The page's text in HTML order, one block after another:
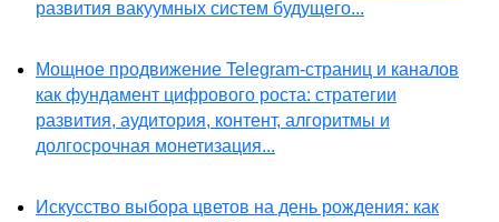
развития вакуумных систем будущего...
Мощное продвижение Telegram-страниц и каналов
как фундамент цифрового роста: стратегии
развития, аудитория, контент, алгоритмы и
долгосрочная монетизация...
Искусство выбора цветов на день рождения: как